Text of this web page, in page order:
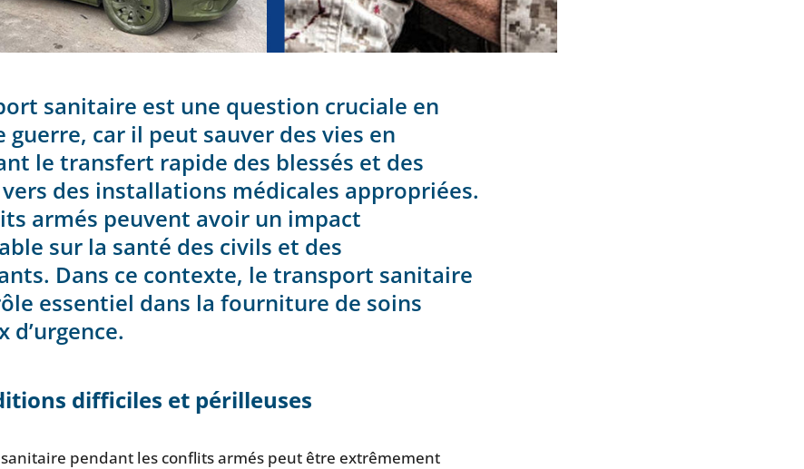
sanitaire est une question cruciale en
guerre, car il peut sauver des vies en
le transfert rapide des blessés et des
des installations médicales appropriées.
armés peuvent avoir un impact
sur la santé des civils et des
Dans ce contexte, le transport sanitaire
essentiel dans la fourniture de soins
d’urgence.
difficiles et périlleuses
pendant les conflits armés peut être extrêmement